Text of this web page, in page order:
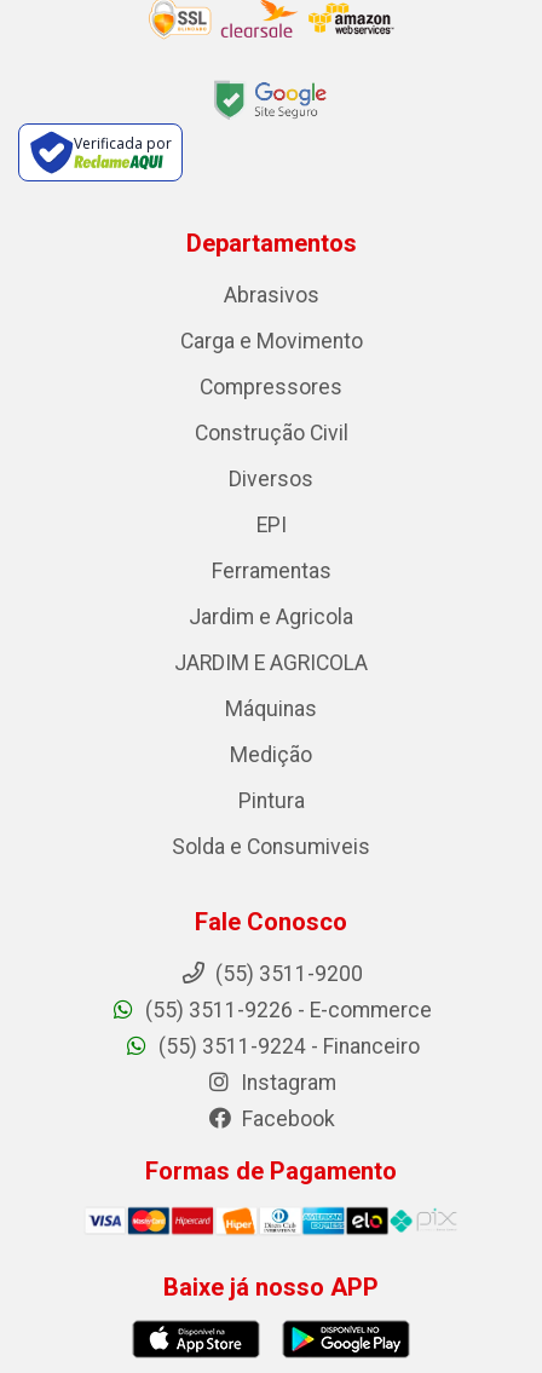
Verificada por
Departamentos
Abrasivos
Carga e Movimento
Compressores
Construção Civil
Diversos
EPI
Ferramentas
Jardim e Agricola
JARDIM E AGRICOLA
Máquinas
Medição
Pintura
Solda e Consumiveis
Fale Conosco
(55) 3511-9200
(55) 3511-9226 - E-commerce
(55) 3511-9224 - Financeiro
Instagram
Facebook
Formas de Pagamento
Baixe já nosso APP